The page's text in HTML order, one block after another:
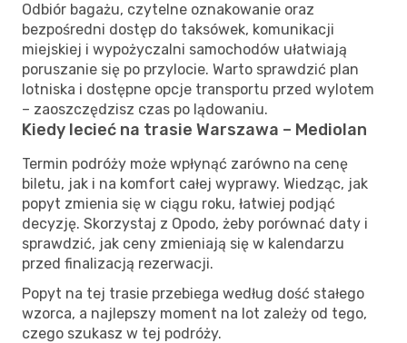
Odbiór bagażu, czytelne oznakowanie oraz
bezpośredni dostęp do taksówek, komunikacji
miejskiej i wypożyczalni samochodów ułatwiają
poruszanie się po przylocie. Warto sprawdzić plan
lotniska i dostępne opcje transportu przed wylotem
– zaoszczędzisz czas po lądowaniu.
Kiedy lecieć na trasie Warszawa – Mediolan
Termin podróży może wpłynąć zarówno na cenę
biletu, jak i na komfort całej wyprawy. Wiedząc, jak
popyt zmienia się w ciągu roku, łatwiej podjąć
decyzję. Skorzystaj z Opodo, żeby porównać daty i
sprawdzić, jak ceny zmieniają się w kalendarzu
przed finalizacją rezerwacji.
Popyt na tej trasie przebiega według dość stałego
wzorca, a najlepszy moment na lot zależy od tego,
czego szukasz w tej podróży.